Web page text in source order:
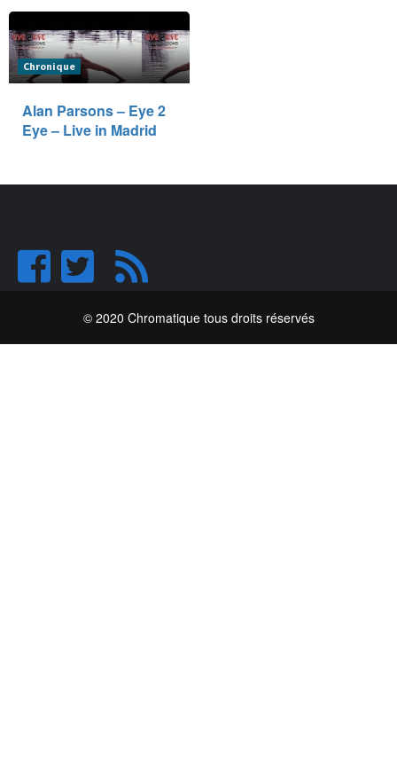
Chronique
Alan Parsons – Eye 2
Eye – Live in Madrid
© 2020 Chromatique tous droits réservés